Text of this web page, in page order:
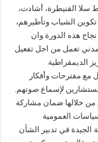
سلا القنيطرة، أشادت،
تكوين الشباب وتأطيرهم،
هذه الدورة وان
تعمل من اجل تفعيل
الديمقراطية
مع مقترحات وأفكار
لإسماع صوتهم.
من خلالها ضمان مشاركة
العمومية
الجيدة في تدبير الشأن